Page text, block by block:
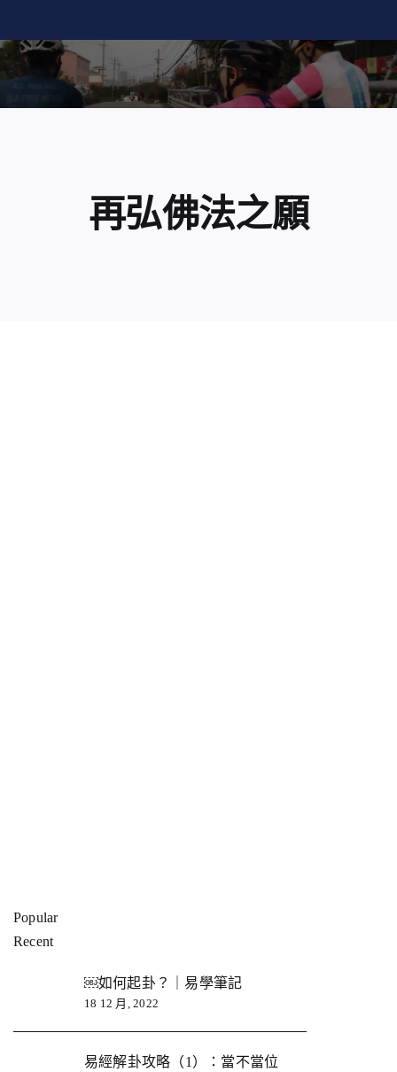
content
再弘佛法之願
Popular
Recent
￼如何起卦？｜易學筆記
18 12 月, 2022
易經解卦攻略（1）：當不當位